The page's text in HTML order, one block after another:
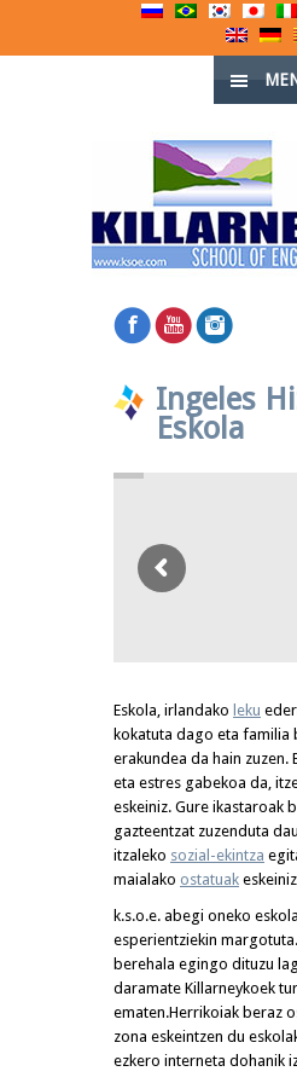
Ingeles
Eskola
Eskola, irlandako leku
kokatuta dago eta familia
erakundea da hain zuzen.
eta estres gabekoa da,
eskeiniz. Gure ikastaroak
gazteentzat zuzenduta
itzaleko sozial-ekintza
maialako ostatuak
k.s.o.e. abegi oneko
esperientziekin
berehala egingo dituzu
daramate Killarneykoek
ematen.Herrikoiak beraz
zona eskeintzen du
ezkero interneta dohanik